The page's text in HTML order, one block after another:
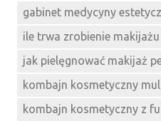
gabinet medycyny
ile trwa zrobienie
jak pielęgnować makijaż
kombajn kosmetyczny
kombajn kosmetyczny z